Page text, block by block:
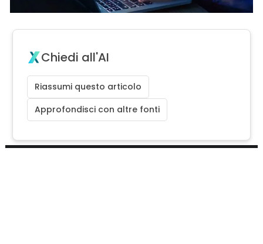
Chiedi all'AI
Riassumi questo articolo
Approfondisci con altre fonti